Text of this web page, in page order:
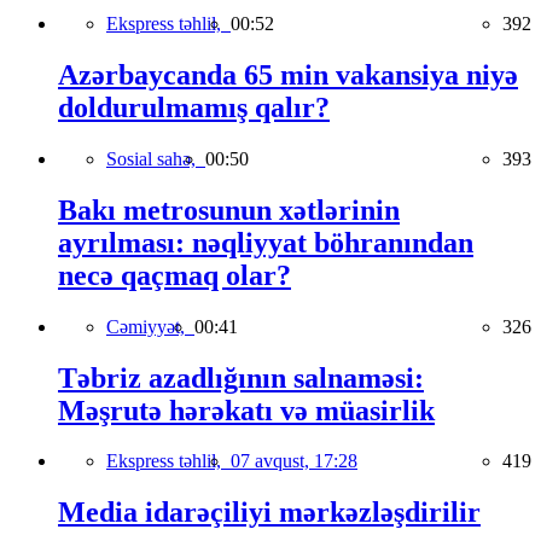
Ekspress təhlil, 00:52 392
Azərbaycanda 65 min vakansiya niyə
doldurulmamış qalır?
Sosial sahə, 00:50 393
Bakı metrosunun xətlərinin
ayrılması: nəqliyyat böhranından
necə qaçmaq olar?
Cəmiyyət, 00:41 326
Təbriz azadlığının salnaməsi:
Məşrutə hərəkatı və müasirlik
Ekspress təhlil, 07 avqust, 17:28 419
Media idarəçiliyi mərkəzləşdirilir